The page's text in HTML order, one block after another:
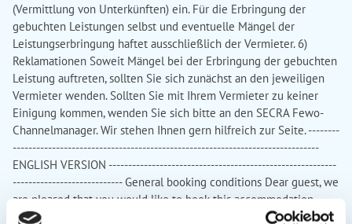
(Vermittlung von Unterkünften) ein. Für die Erbringung der
gebuchten Leistungen selbst und eventuelle Mängel der
Leistungserbringung haftet ausschließlich der Vermieter. 6)
Reklamationen Soweit Mängel bei der Erbringung der gebuchten
Leistung auftreten, sollten Sie sich zunächst an den jeweiligen
Vermieter wenden. Sollten Sie mit Ihrem Vermieter zu keiner
Einigung kommen, wenden Sie sich bitte an den SECRA Fewo-
Channelmanager. Wir stehen Ihnen gern hilfreich zur Seite. --------
------------------------------------------------------------------------------
ENGLISH VERSION ----------------------------------------------------------
---------------------------- General booking conditions Dear guest, we
are pleased that you would like to book this accommodation.
Please read the following terms and conditions carefully - they